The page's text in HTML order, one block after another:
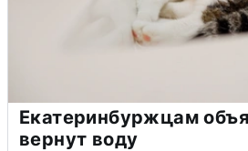
Екатеринбуржцам
вернут воду